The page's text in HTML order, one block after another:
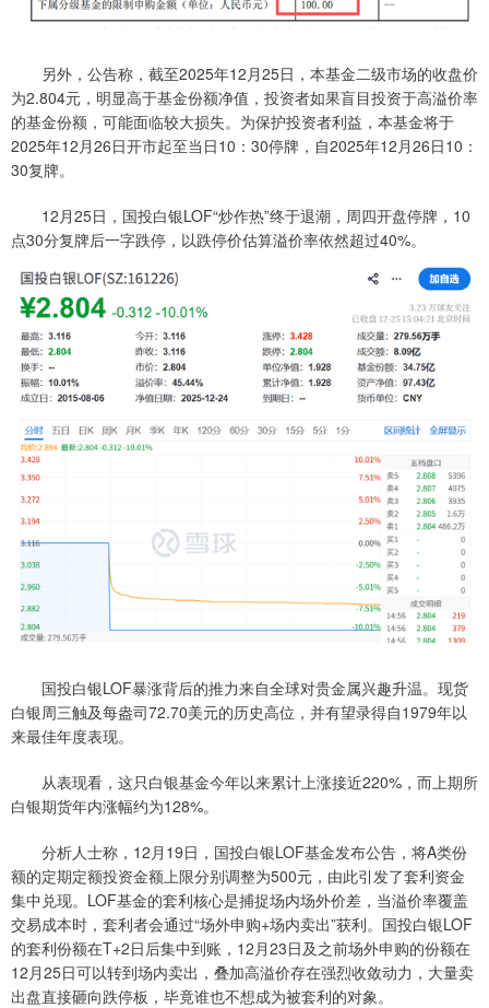
另外，公告称，截至2025年12月25日，本基金二级市场的收盘价
为2.804元，明显高于基金份额净值，投资者如果盲目投资于高溢价率
的基金份额，可能面临较大损失。为保护投资者利益，本基金将于
2025年12月26日开市起至当日10：30停牌，自2025年12月26日10：
30复牌。
12月25日，国投白银LOF“炒作热”终于退潮，周四开盘停牌，10
点30分复牌后一字跌停，以跌停价估算溢价率依然超过40%。
国投白银LOF暴涨背后的推力来自全球对贵金属兴趣升温。现货
白银周三触及每盎司72.70美元的历史高位，并有望录得自1979年以
来最佳年度表现。
从表现看，这只白银基金今年以来累计上涨接近220%，而上期所
白银期货年内涨幅约为128%。
分析人士称，12月19日，国投白银LOF基金发布公告，将A类份
额的定期定额投资金额上限分别调整为500元，由此引发了套利资金
集中兑现。LOF基金的套利核心是捕捉场内场外价差，当溢价率覆盖
交易成本时，套利者会通过“场外申购+场内卖出”获利。国投白银LOF
的套利份额在T+2日后集中到账，12月23日及之前场外申购的份额在
12月25日可以转到场内卖出，叠加高溢价存在强烈收敛动力，大量卖
出盘直接砸向跌停板，毕竟谁也不想成为被套利的对象。